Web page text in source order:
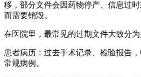
移，部分文件会因药物停产、信息过
而需要销毁。
在医院里，最常见的过期文件大致分为
患者病历：过去手术记录、检验报告
常规病例。